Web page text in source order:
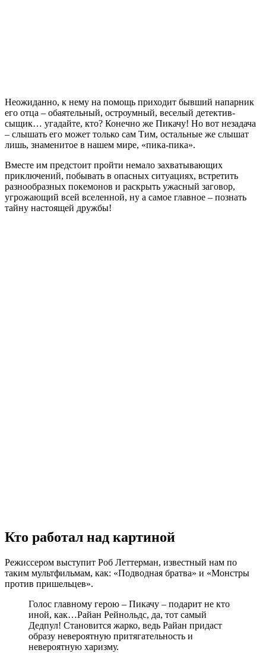
Неожиданно, к нему на помощь приходит бывший напарник
его отца – обаятельный, остроумный, веселый детектив-
сыщик… угадайте, кто? Конечно же Пикачу! Но вот незадача
– слышать его может только сам Тим, остальные же слышат
лишь, знаменитое в нашем мире, «пика-пика».
Вместе им предстоит пройти немало захватывающих
приключений, побывать в опасных ситуациях, встретить
разнообразных покемонов и раскрыть ужасный заговор,
угрожающий всей вселенной, ну а самое главное – познать
тайну настоящей дружбы!
Кто работал над картиной
Режиссером выступит Роб Леттерман, известный нам по
таким мультфильмам, как: «Подводная братва» и «Монстры
против пришельцев».
Голос главному герою – Пикачу – подарит не кто
иной, как…Райан Рейнольдс, да, тот самый
Дедпул! Становится жарко, ведь Райан придаст
образу невероятную притягательность и
невероятную харизму.